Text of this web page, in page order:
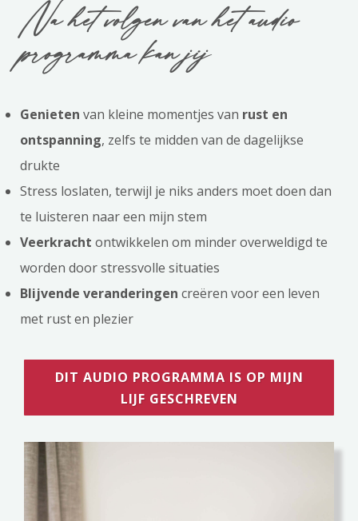
Na het volgen van het audio
programma kan jij
Genieten van kleine momentjes van rust en
ontspanning, zelfs te midden van de dagelijkse
drukte
Stress loslaten, terwijl je niks anders moet doen dan
te luisteren naar een mijn stem
Veerkracht ontwikkelen om minder overweldigd te
worden door stressvolle situaties
Blijvende veranderingen creëren voor een leven
met rust en plezier
DIT AUDIO PROGRAMMA IS OP MIJN
LIJF GESCHREVEN